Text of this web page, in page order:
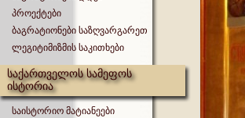
პროექტები
ბაგრატიონები საზღვარგარეთ
ლეგიტიმიზმის საკითხები
საქართველოს სამეფოს
ისტორია
საისტორიო მატიანეები